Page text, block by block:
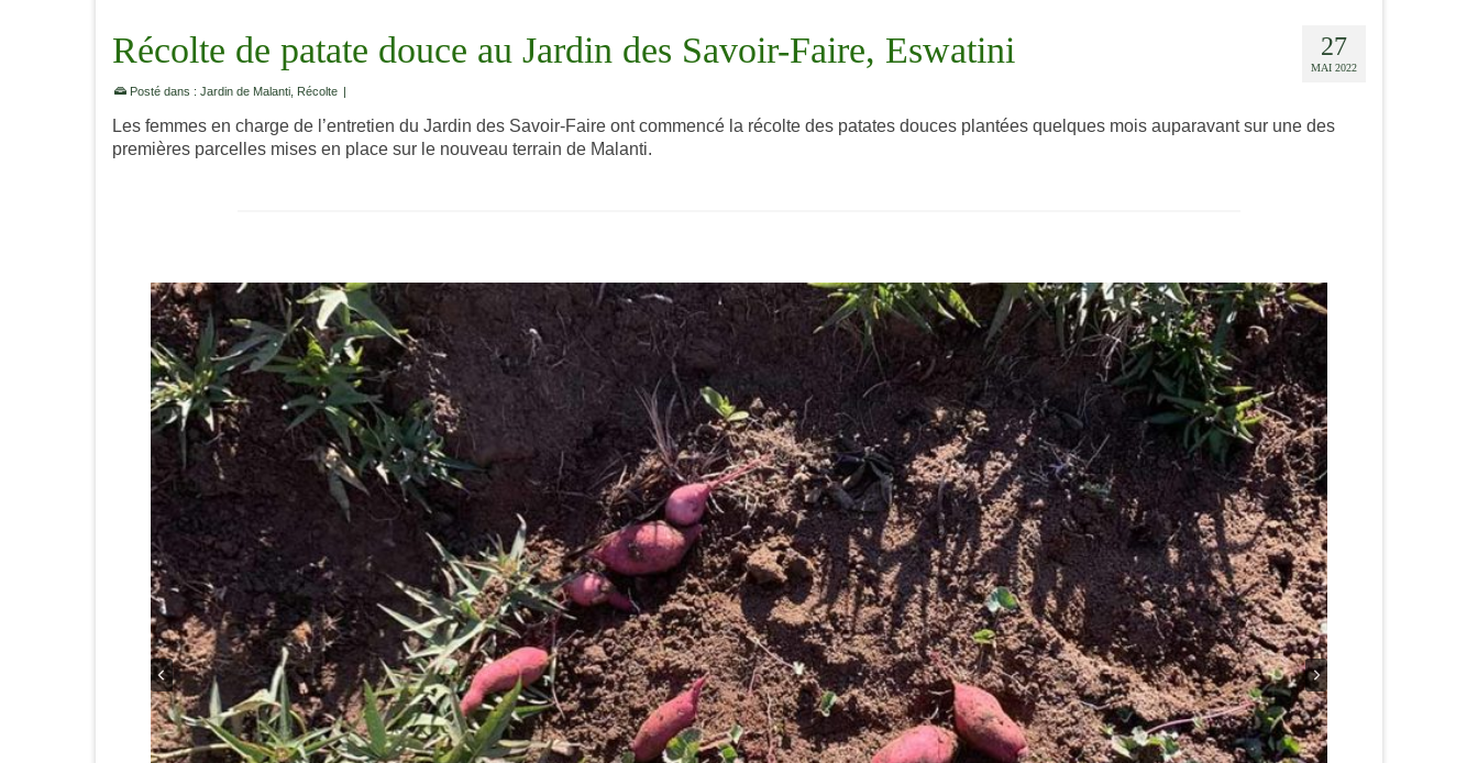
27
MAI 2022
Récolte de patate douce au Jardin des Savoir-Faire, Eswatini
Posté dans : Jardin de Malanti Récolte |
Les femmes en charge de l’entretien du Jardin des Savoir-Faire ont commencé la récolte des patates douces plantées quelques mois auparavant sur une des
premières parcelles mises en place sur le nouveau terrain de Malanti.